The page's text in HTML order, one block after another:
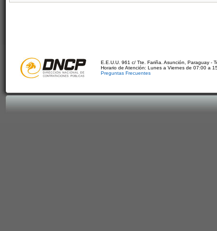
E.E.U.U. 961 c/ Tte. Fariña. Asunción, Paraguay -
Horario de Atención: Lunes a Viernes de 07:00 a
Preguntas Frecuentes